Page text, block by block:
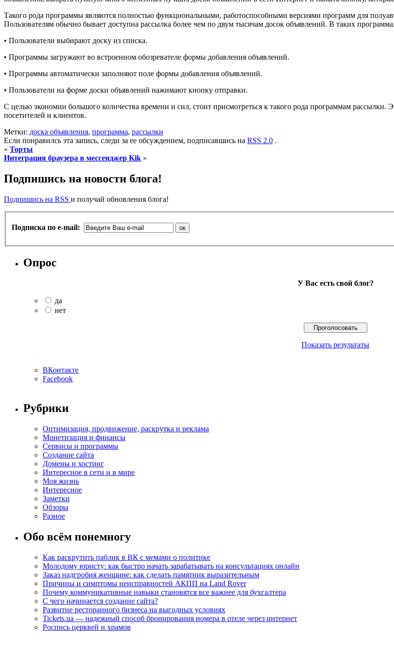
Такого рода программы являются полностью функциональными, работоспособными версиями программ для
Пользователям обычно бывает доступна рассылка более чем по двум тысячам досок объявлений. В таких
• Пользователи выбирают доску из списка.
• Программы загружают во встроенном обозревателе формы добавления объявлений.
• Программы автоматически заполняют поле формы добавления объявлений.
• Пользователи на форме доски объявлений нажимают кнопку отправки.
С целью экономии большого количества времени и сил, стоит присмотреться к такого рода программам рассылки.
посетителей и клиентов.
Метки: доска объявления, программа, рассылки
Если понравилсь эта запись, следи за ее обсуждением, подписавшись на RSS 2.0 .
« Торты
Интеграция браузера в мессенджер Kik »
Подпишись на новости блога!
Подпишись на RSS и получай обновления блога!
Подписка по e-mail:
Опрос
У Вас есть свой блог?
да
нет
Показать результаты
ВКонтакте
Facebook
Рубрики
Оптимизация, продвижение, раскрутка и реклама
Монетизация и финансы
Сервисы и программы
Создание сайта
Домены и хостинг
Интересное в сети и в мире
Моя жизнь
Интересное
Заметки
Обзоры
Разное
Обо всём понемногу
Как раскрутить паблик в ВК с мемами о политике
Молодому юристу: как быстро начать зарабатывать на консультациях онлайн
Заказ надгробия женщине: как сделать памятник выразительным
Причины и симптомы неисправностей АКПП на Land Rover
Почему коммуникативные навыки становятся все важнее для бухгалтера
С чего начинается создание сайта?
Развитие ресторанного бизнеса на выгодных условиях
Tickets.ua — надежный способ бронирования номера в отеле через интернет
Роспись церквей и храмов